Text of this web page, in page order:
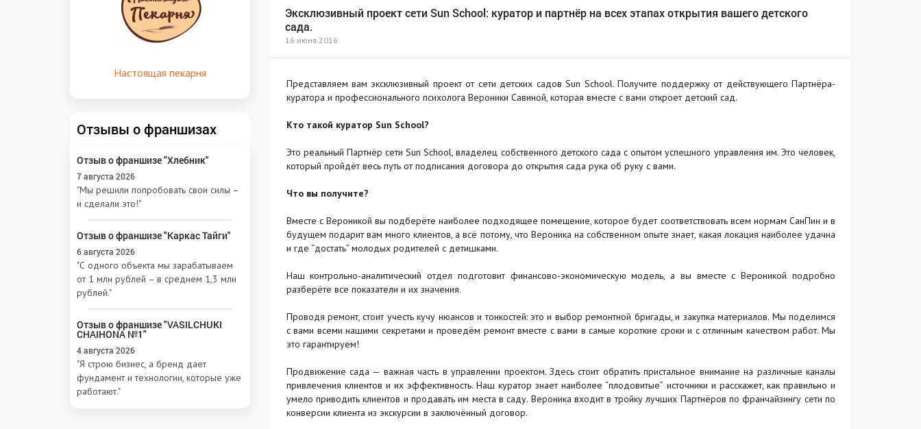
Эксклюзивный проект сети Sun School: куратор и партнёр на всех этапах открытия вашего детского
сада.
16 июня 2016
Представляем вам эксклюзивный проект от сети детских садов Sun School. Получите поддержку от действующего Партнёра-
куратора и профессионального психолога Вероники Савиной, которая вместе с вами откроет детский сад.
Кто такой куратор Sun School?
Это реальный Партнёр сети Sun School, владелец собственного детского сада с опытом успешного управления им. Это человек,
который пройдёт весь путь от подписания договора до открытия сада рука об руку с вами.
Что вы получите?
Вместе с Вероникой вы подберёте наиболее подходящее помещение, которое будет соответствовать всем нормам СанПин и в
будущем подарит вам много клиентов, а всё потому, что Вероника на собственном опыте знает, какая локация наиболее удачна
и где “достать” молодых родителей с детишками.
Наш контрольно-аналитический отдел подготовит финансово-экономическую модель, а вы вместе с Вероникой подробно
разберёте все показатели и их значения.
Проводя ремонт, стоит учесть кучу нюансов и тонкостей: это и выбор ремонтной бригады, и закупка материалов. Мы поделимся
с вами всеми нашими секретами и проведём ремонт вместе с вами в самые короткие сроки и с отличным качеством работ. Мы
это гарантируем!
Продвижение сада — важная часть в управлении проектом. Здесь стоит обратить пристальное внимание на различные каналы
привлечения клиентов и их эффективность. Наш куратор знает наиболее “плодовитые” источники и расскажет, как правильно и
умело приводить клиентов и продавать им места в саду. Вероника входит в тройку лучших Партнёров по франчайзингу сети по
конверсии клиента из экскурсии в заключённый договор.
Настоящая пекарня
Отзывы о франшизах
Отзыв о франшизе "Хлебник"
7 августа 2026
"Мы решили попробовать свои силы –
и сделали это!"
Отзыв о франшизе "Каркас Тайги"
6 августа 2026
"С одного объекта мы зарабатываем
от 1 млн рублей – в среднем 1,3 млн
рублей."
Отзыв о франшизе "VASILCHUKI
CHAIHONA №1"
4 августа 2026
"Я строю бизнес, а бренд дает
фундамент и технологии, которые уже
работают."